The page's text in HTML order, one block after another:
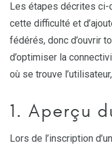
Les étapes décrites ci-
cette difficulté et
fédérés, donc d’ouvrir
d’optimiser la
où se trouve
1. Aperçu
Lors de l’inscription